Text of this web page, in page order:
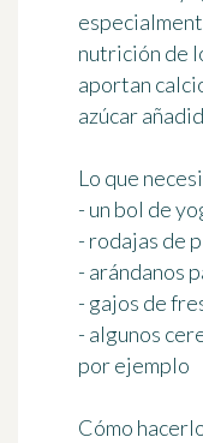
nutrición de
aportan
azúcar
Lo que
- un bol de
- rodajas de
- arándanos
- gajos de
- algunos
por ejemplo
Cómo